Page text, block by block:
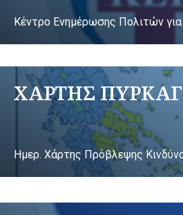
Κέντρο Ενημέρωσης Πολιτών
ΧΑΡΤΗΣ
Ημερ. Χάρτης Πρόβλεψης